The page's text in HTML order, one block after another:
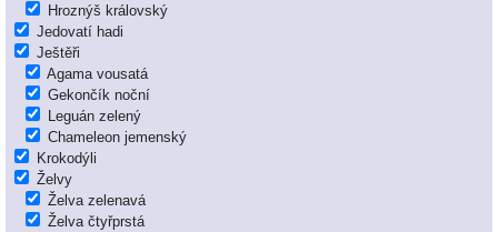
Hroznýš královský
Jedovatí hadi
Ještěři
Agama vousatá
Gekončík noční
Leguán zelený
Chameleon jemenský
Krokodýli
Želvy
Želva zelenavá
Želva čtyřprstá